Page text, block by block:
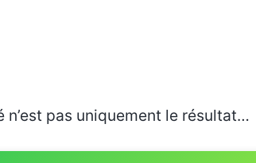
n’est pas uniquement le résultat…